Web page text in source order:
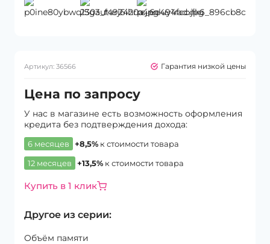
Артикул: 36566 Гарантия низкой цены
Цена по запросу
У нас в магазине есть возможность оформления
кредита без подтверждения дохода:
6 месяцев +8,5% к стоимости товара
12 месяцев
+13,5% к стоимости товара
Купить в 1 клик
Другое из серии:
Объём памяти